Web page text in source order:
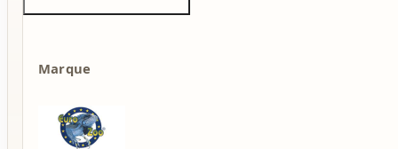
Marque